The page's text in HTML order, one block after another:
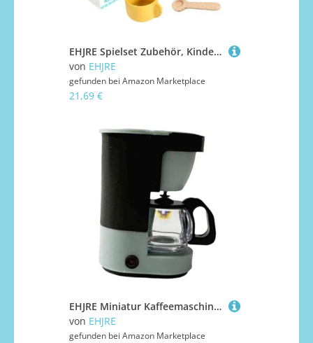
EHJRE Spielset Zubehör, Kinderspielküche, Rollenspiel, Geburtstagsgeschenk, Kaffeemaschine
von EHJRE
gefunden bei Amazon Marketplace
21,69 €
EHJRE Miniatur Kaffeemaschine Im Maßstab 1:12, Modellzubehör, Kleines Küchengerät
von EHJRE
gefunden bei Amazon Marketplace